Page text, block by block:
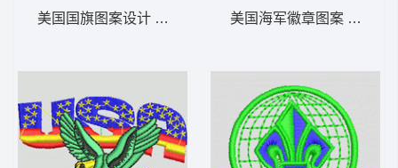
美国国旗图案设计 国旗 章仔标志布贴徽章
美国海军徽章图案 章仔标